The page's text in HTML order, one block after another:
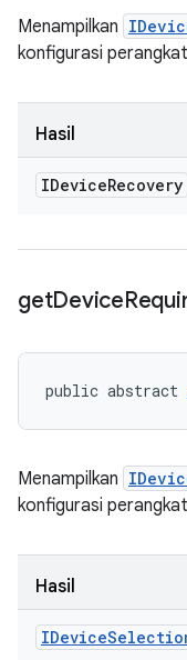
Menampilkan
konfigurasi
Hasil
IDeviceRecovery
getDevice
public abstract
Menampilkan
konfigurasi
Hasil
IDevice